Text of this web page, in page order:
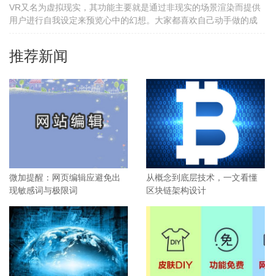
VR又名为虚拟现实，其功能主要就是通过非现实的场景渲染而提供
用户进行自我设定来预览心中的幻想。大家都喜欢自己动手做的成
拥有感。
推荐新闻
微加提醒：网页编辑应避免出
现敏感词与极限词
从概念到底层技术，一文看懂
区块链架构设计